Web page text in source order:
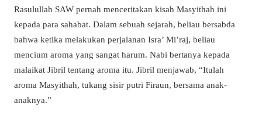
Rasulullah SAW pernah menceritakan kisah Masyithah ini
kepada para sahabat. Dalam sebuah sejarah, beliau bersabda
bahwa ketika melakukan perjalanan Isra’ Mi’raj, beliau
mencium aroma yang sangat harum. Nabi bertanya kepada
malaikat Jibril tentang aroma itu. Jibril menjawab, “Itulah
aroma Masyithah, tukang sisir putri Firaun, bersama anak-
anaknya.”